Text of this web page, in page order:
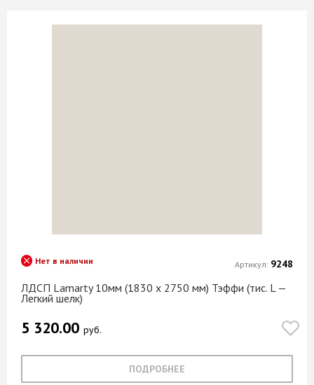
ЛДСП Lamarty 10мм (1830 х 2750 мм) Тэффи (тис. L —
Легкий шелк)
Нет в наличии
5 320.00 руб.
ПОДРОБНЕЕ
Артикул: 9248